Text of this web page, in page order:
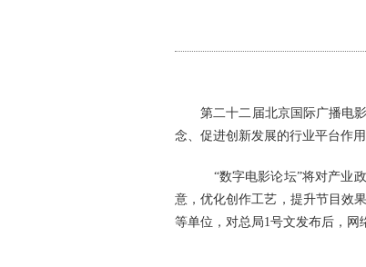
第二十二届北京国际广播电影
念、促进创新发展的行业平台作
“数字电影论坛”将对产业政策
意，优化创作工艺，提升节目效
等单位，对总局1号文发布后，网